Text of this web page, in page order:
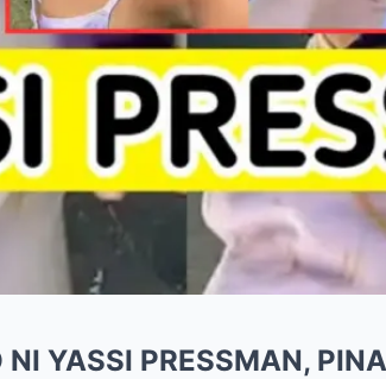
YASSI PRESSMAN,